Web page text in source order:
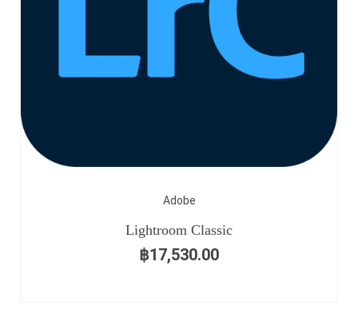
Adobe
Lightroom Classic
฿17,530.00